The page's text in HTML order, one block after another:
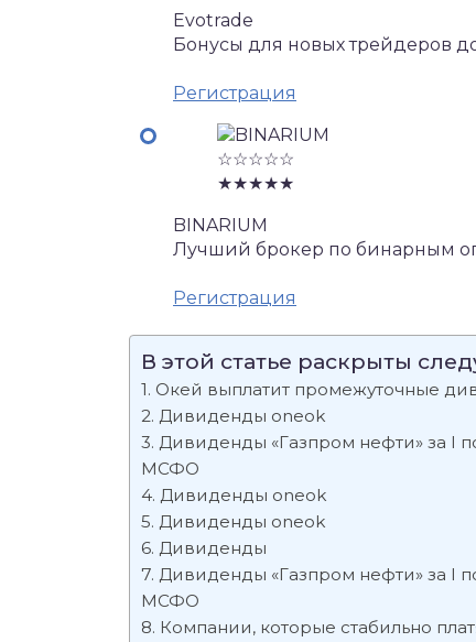
Evotrade
Бонусы для новых трейдеров
Регистрация
☆☆☆☆☆
★★★★★
BINARIUM
Лучший брокер по бинарным
Регистрация
В этой статье раскрыты
Окей выплатит промежуточные
Дивиденды oneok
Дивиденды «Газпром нефти» за I
МСФО
Дивиденды oneok
Дивиденды oneok
Дивиденды
Дивиденды «Газпром нефти» за I
МСФО
Компании, которые стабильно